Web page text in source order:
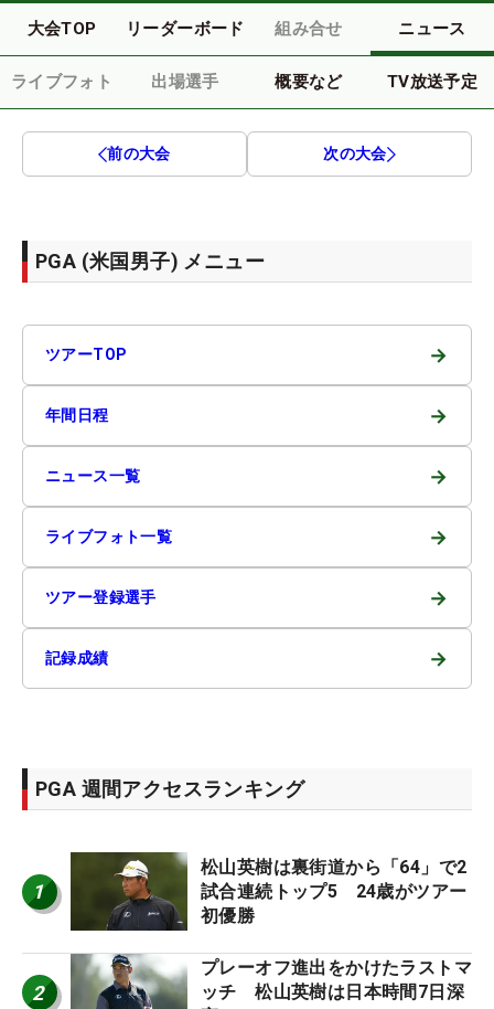
大会TOP リーダーボード 組み合せ ニュース
ライブフォト 出場選手 概要など TV放送予定
前の大会 次の大会
PGA (米国男子) メニュー
ツアーTOP →
年間日程 →
ニュース一覧 →
ライブフォト一覧 →
ツアー登録選手 →
記録成績 →
PGA 週間アクセスランキング
1
松山英樹は裏街道から「64」で2
試合連続トップ5 24歳がツアー
初優勝
2
プレーオフ進出をかけたラストマ
ッチ 松山英樹は日本時間7日深